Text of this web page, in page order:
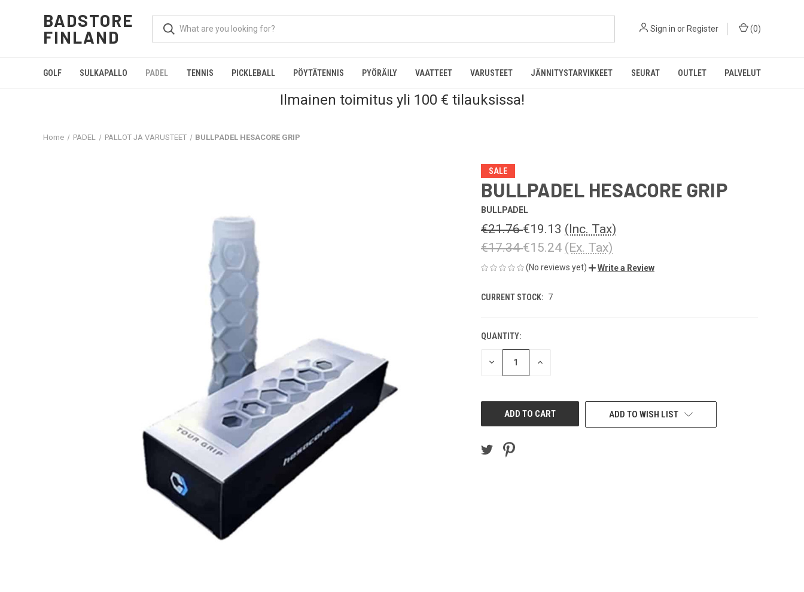
BADSTORE
FINLAND
Sign in orRegister (0)
GOLF SULKAPALLO PADEL TENNIS PICKLEBALL PÖYTÄTENNIS PYÖRÄILY VAATTEET VARUSTEET JÄNNITYSTARVIKKEET SEURAT OUTLET PALVELUT
Ilmainen toimitus yli 100 € tilauksissa!
Home PADEL PALLOT JA VARUSTEET BULLPADEL HESACORE GRIP
SALE
BULLPADEL HESACORE GRIP
BULLPADEL
€21.76€19.13 (Inc. Tax)
€17.34€15.24 (Ex. Tax)
(No reviews yet) Write a Review
CURRENT STOCK: 7
QUANTITY:
DECREASE INCREASE
ADD TO WISH LIST